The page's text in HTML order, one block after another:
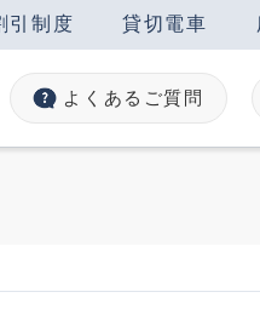
引制度 貸切電車
よくあるご質問